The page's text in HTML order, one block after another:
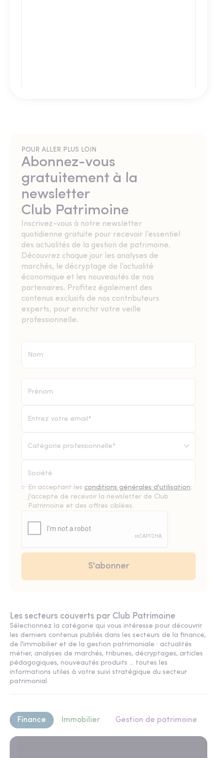
POUR ALLER PLUS LOIN
Abonnez-vous
gratuitement à la
newsletter
Club Patrimoine
Inscrivez-vous à notre newsletter
quotidienne gratuite pour recevoir l’essentiel
des actualités de la gestion de patrimoine.
Découvrez chaque jour les analyses de
marchés, le décryptage de l’actualité
économique et les nouveautés de nos
partenaires. Profitez également des
contenus exclusifs de nos contributeurs
experts, pour enrichir votre veille
professionnelle.
Catégorie professionnelle*
En acceptant les conditions générales d'utilisation,
j'accepte de recevoir la newsletter de Club
Patrimoine et des offres ciblées.
Les secteurs couverts par Club Patrimoine
Sélectionnez la catégorie qui vous intéresse pour découvrir
les derniers contenus publiés dans les secteurs de la finance,
de l'immobilier et de la gestion patrimoniale : actualités
métier, analyses de marchés, tribunes, décryptages, articles
pédagogiques, nouveautés produits ... toutes les
informations utiles à votre suivi stratégique du secteur
patrimonial.
Finance Immobilier Gestion de patrimoine